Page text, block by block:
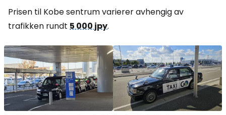
Prisen til Kobe sentrum varierer avhengig av
trafikken rundt 5 000 jpy.